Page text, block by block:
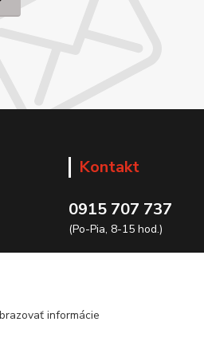
Kontakt
0915 707 737
(Po-Pia, 8-15 hod.)
informácie